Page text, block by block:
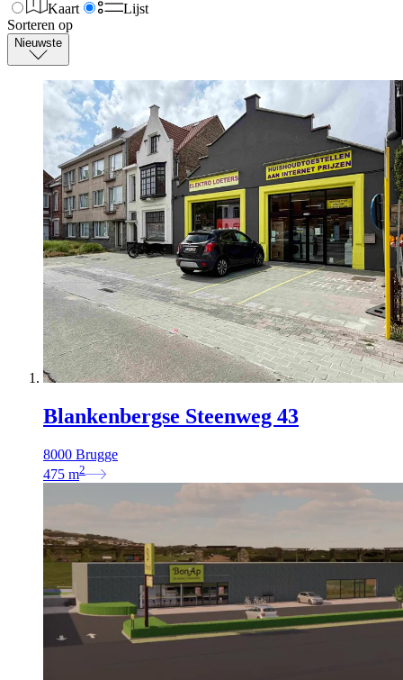
Kaart
Lijst
Sorteren op
Nieuwste
Blankenbergse Steenweg 43
8000 Brugge
475 m2